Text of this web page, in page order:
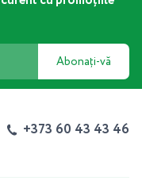
Abonați-vă
+373 60 43 43 46